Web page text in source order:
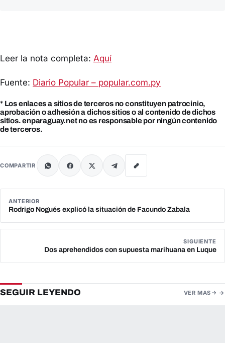
Leer la nota completa: Aquí
Fuente: Diario Popular – popular.com.py
* Los enlaces a sitios de terceros no constituyen patrocinio,
aprobación o adhesión a dichos sitios o al contenido de dichos
sitios. enparaguay.net no es responsable por ningún contenido
de terceros.
COMPARTIR
ANTERIOR
Rodrigo Nogués explicó la situación de Facundo Zabala
SIGUIENTE
Dos aprehendidos con supuesta marihuana en Luque
SEGUIR LEYENDO VER MAS